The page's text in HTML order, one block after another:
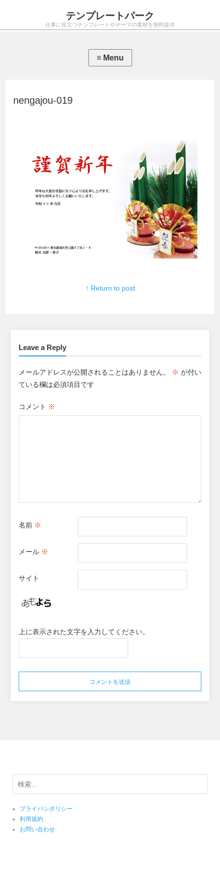
テンプレートパーク
仕事に役立つテンプレートやテーマの素材を無料提供
nengajou-019
↑ Return to post
Leave a Reply
メールアドレスが公開されることはありません。 ※ が付い
ている欄は必須項目です
コメント ※
名前 ※
メール ※
サイト
上に表示された文字を入力してください。
索:
プライバシポリシー
利用規約
お問い合わせ